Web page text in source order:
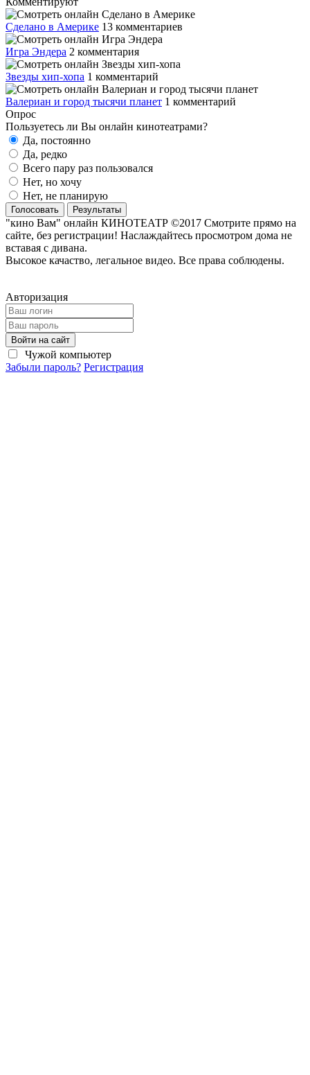
Сделано в Америке 13 комментариев
Игра Эндера 2 комментария
Звезды хип-хопа 1 комментарий
Валериан и город тысячи планет 1 комментарий
Опрос
Пользуетесь ли Вы онлайн кинотеатрами?
Да, постоянно
Да, редко
Всего пару раз пользовался
Нет, но хочу
Нет, не планирую
Голосовать Результаты
"кино Вам" онлайн КИНОТЕАТР ©2017 Смотрите прямо на
сайте, без регистрации! Наслаждайтесь просмотром дома не
вставая с дивана.
Высокое качаство, легальное видео. Все права соблюдены.
Авторизация
Войти на сайт
Чужой компьютер
Забыли пароль? Регистрация